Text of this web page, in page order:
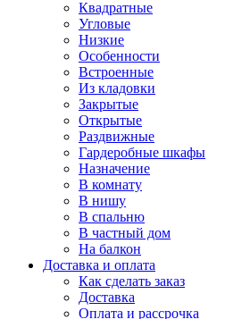
Квадратные
Угловые
Низкие
Особенности
Встроенные
Из кладовки
Закрытые
Открытые
Раздвижные
Гардеробные шкафы
Назначение
В комнату
В нишу
В спальню
В частный дом
На балкон
Доставка и оплата
Как сделать заказ
Доставка
Оплата и рассрочка